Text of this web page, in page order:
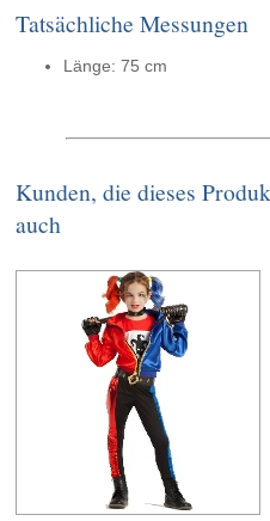
Tatsächliche Messungen
Länge: 75 cm
Kunden, die dieses
auch